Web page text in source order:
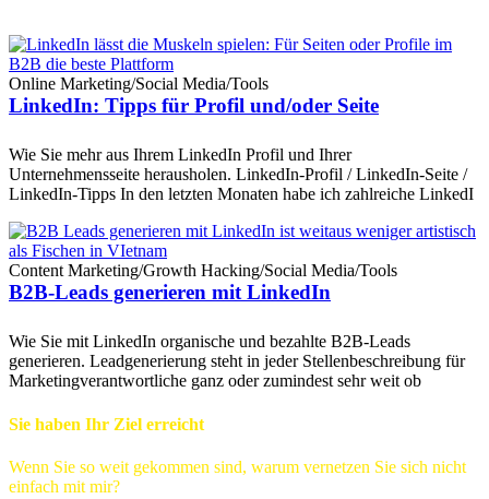
Online Marketing/Social Media/Tools
LinkedIn: Tipps für Profil und/oder Seite
Wie Sie mehr aus Ihrem LinkedIn Profil und Ihrer
Unternehmensseite herausholen. LinkedIn-Profil / LinkedIn-Seite /
LinkedIn-Tipps In den letzten Monaten habe ich zahlreiche LinkedI
Content Marketing/Growth Hacking/Social Media/Tools
B2B-Leads generieren mit LinkedIn
Wie Sie mit LinkedIn organische und bezahlte B2B-Leads
generieren. Leadgenerierung steht in jeder Stellenbeschreibung für
Marketingverantwortliche ganz oder zumindest sehr weit ob
Sie haben Ihr Ziel erreicht
Wenn Sie so weit gekommen sind, warum vernetzen Sie sich nicht
einfach mit mir?